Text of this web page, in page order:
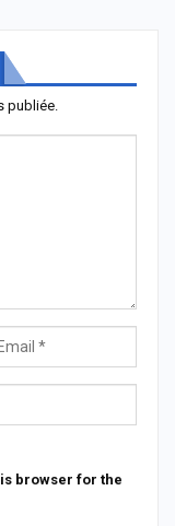
publiée.
browser for the